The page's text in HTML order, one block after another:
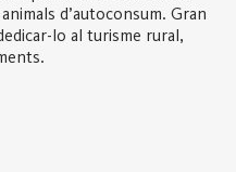
d’autoconsum. Gran
lo al turisme rural,